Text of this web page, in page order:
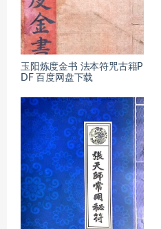
玉阳炼度金书 法本符咒古籍P
DF 百度网盘下载